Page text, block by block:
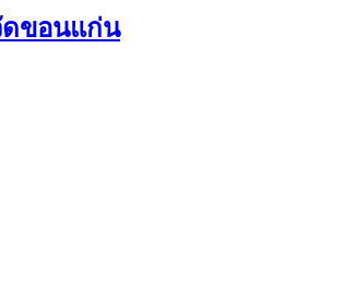
ดขอนแก่น